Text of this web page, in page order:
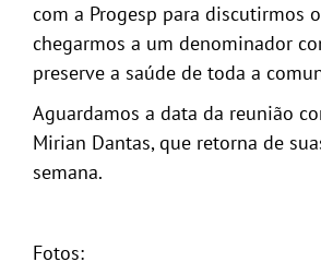
com a Progesp para discutirmos
chegarmos a um denominador
preserve a saúde de toda a
Aguardamos a data da reunião
Mirian Dantas, que retorna de
semana.
Fotos: